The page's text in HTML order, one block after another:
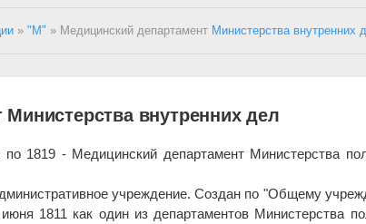
»"М" » Медицинский департамент Министерства внутренних
внутренних дел
по 1819 - Медицинский департамент Министерства
учреждение. Создан по "Общему
1811 как один из департаментов Министерства